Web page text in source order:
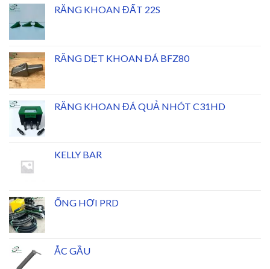
RĂNG KHOAN ĐẤT 22S
RĂNG DẸT KHOAN ĐÁ BFZ80
RĂNG KHOAN ĐÁ QUẢ NHÓT C31HD
KELLY BAR
ỐNG HƠI PRD
ẮC GẦU